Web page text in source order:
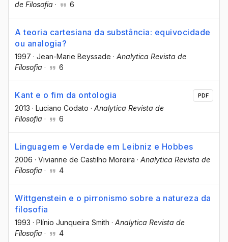
de Filosofia · 6
A teoria cartesiana da substância: equivocidade
ou analogia?
1997 · Jean-Marie Beyssade · Analytica Revista de
Filosofia · 6
Kant e o fim da ontologia
2013 · Luciano Codato · Analytica Revista de
Filosofia · 6
PDF
Linguagem e Verdade em Leibniz e Hobbes
2006 · Vivianne de Castilho Moreira · Analytica Revista de
Filosofia · 4
Wittgenstein e o pirronismo sobre a natureza da
filosofia
1993 · Plínio Junqueira Smith · Analytica Revista de
Filosofia · 4